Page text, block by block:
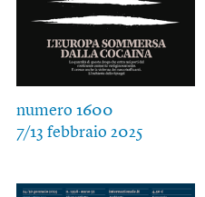
numero 1600
7/13 febbraio 2025